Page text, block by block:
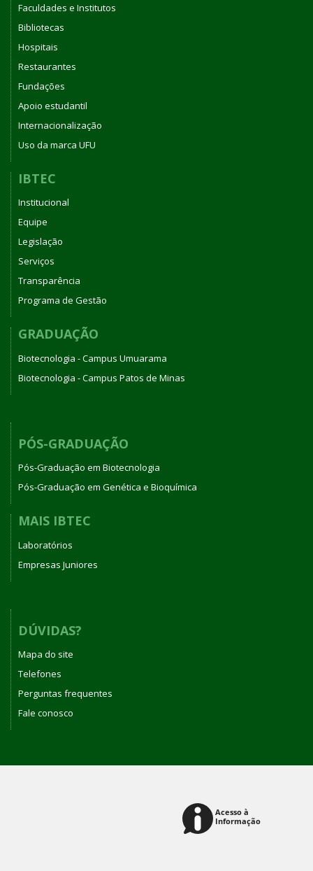
Faculdades e Institutos
Bibliotecas
Hospitais
Restaurantes
Fundações
Apoio estudantil
Internacionalização
Uso da marca UFU
IBTEC
Institucional
Equipe
Legislação
Serviços
Transparência
Programa de Gestão
GRADUAÇÃO
Biotecnologia - Campus Umuarama
Biotecnologia - Campus Patos de Minas
PÓS-GRADUAÇÃO
Pós-Graduação em Biotecnologia
Pós-Graduação em Genética e Bioquímica
MAIS IBTEC
Laboratórios
Empresas Juniores
DÚVIDAS?
Mapa do site
Telefones
Perguntas frequentes
Fale conosco